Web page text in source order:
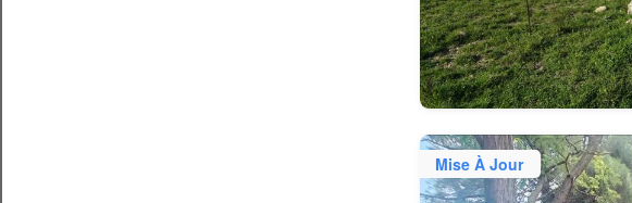
Mise À Jour